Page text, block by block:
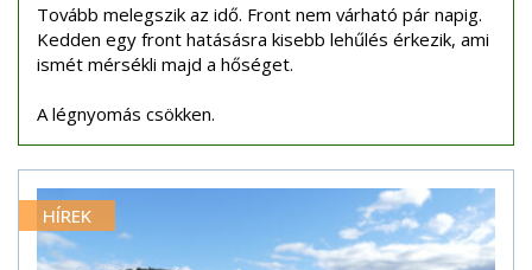
Tovább melegszik az idő. Front nem várható pár napig.
Kedden egy front hatásásra kisebb lehűlés érkezik, ami
ismét mérsékli majd a hőséget.
A légnyomás csökken.
HÍREK